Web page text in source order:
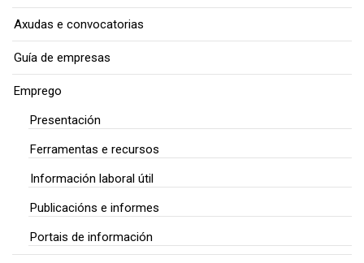
Axudas e convocatorias
Guía de empresas
Emprego
Presentación
Ferramentas e recursos
Información laboral útil
Publicacións e informes
Portais de información